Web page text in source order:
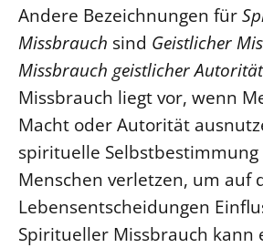
Andere Bezeichnungen für
Missbrauch sind Geistlicher
Missbrauch geistlicher Autorität
Missbrauch liegt vor, wenn
Macht oder Autorität
spirituelle
Menschen verletzen, um auf
Lebensentscheidungen
Spiritueller Missbrauch kann